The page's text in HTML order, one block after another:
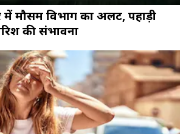
में मौसम विभाग का अलर्ट, पहाड़ी
की संभावना